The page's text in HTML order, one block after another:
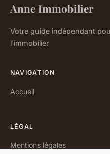
Anne Immobilier
Votre guide indépendant
l'immobilier
NAVIGATION
Accueil
LÉGAL
Mentions légales